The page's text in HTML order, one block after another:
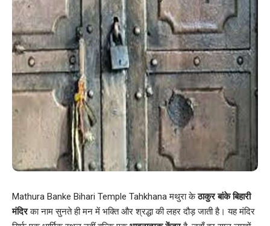
Mathura Banke Bihari Temple Tahkhana मथुरा केठाकुर बांके बिहारी
मंदिरका नाम सुनते ही मन में भक्ति और श्रद्धा की लहर दौड़ जाती है। यह मंदिर